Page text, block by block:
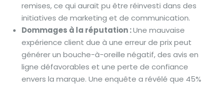
remises, ce qui aurait pu être réinvesti dans des
initiatives de marketing et de communication.
Dommages à la réputation :Une mauvaise
expérience client due à une erreur de prix peut
générer un bouche-à-oreille négatif, des avis en
ligne défavorables et une perte de confiance
envers la marque. Une enquête a révélé que 45%